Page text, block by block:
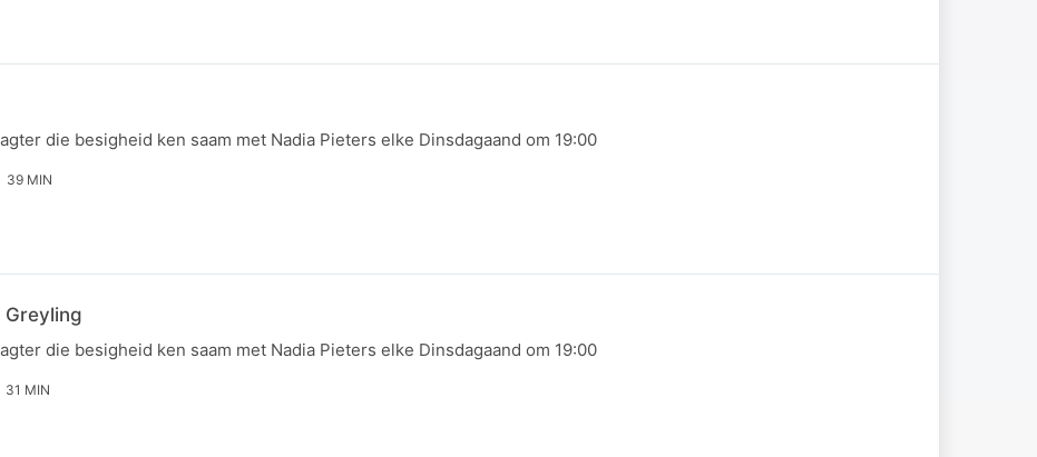
die besigheid ken saam met Nadia Pieters elke Dinsdagaand om 19:00
39 MIN
Greyling
die besigheid ken saam met Nadia Pieters elke Dinsdagaand om 19:00
31 MIN